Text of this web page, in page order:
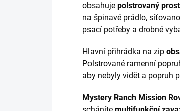
obsahuje polstrovaný
na špinavé prádlo,
psací potřeby a drobné
Hlavní přihrádka na zip
Polstrované ramenní
aby nebyly vidět a popruh
Mystery Ranch Mission